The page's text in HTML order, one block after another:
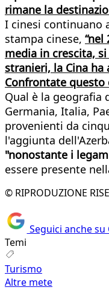
rimane la
I cinesi continuano
stampa cinese,
media in crescita,
stranieri, la Cina
Confrontate questo
Qual è la geografia
Germania, Italia,
provenienti da
l'aggiunta
"nonostante i
essere presente
© RIPRODUZIONE
Seguici anche
Temi
Turismo
Altre mete